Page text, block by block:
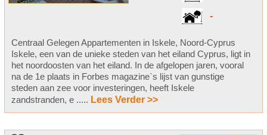
-
Centraal Gelegen Appartementen in Iskele, Noord-Cyprus
Iskele, een van de unieke steden van het eiland Cyprus, ligt in
het noordoosten van het eiland. In de afgelopen jaren, vooral
na de 1e plaats in Forbes magazine`s lijst van gunstige
steden aan zee voor investeringen, heeft Iskele
zandstranden, e ..... Lees Verder >>